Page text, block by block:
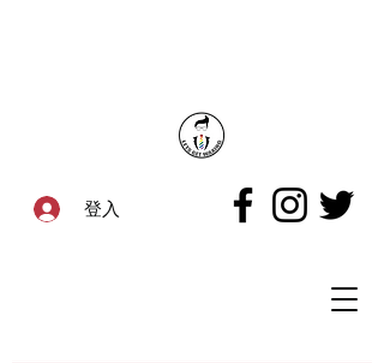
登入